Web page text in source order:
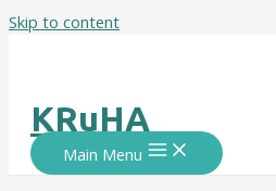
Skip to content
KRuHA
Main Menu